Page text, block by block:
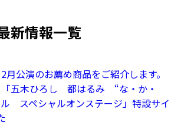
新情報一覧
月公演のお薦め商品をご紹介します。
「五木ひろし 都はるみ “な・か・
スペシャルオンステージ」特設サイ